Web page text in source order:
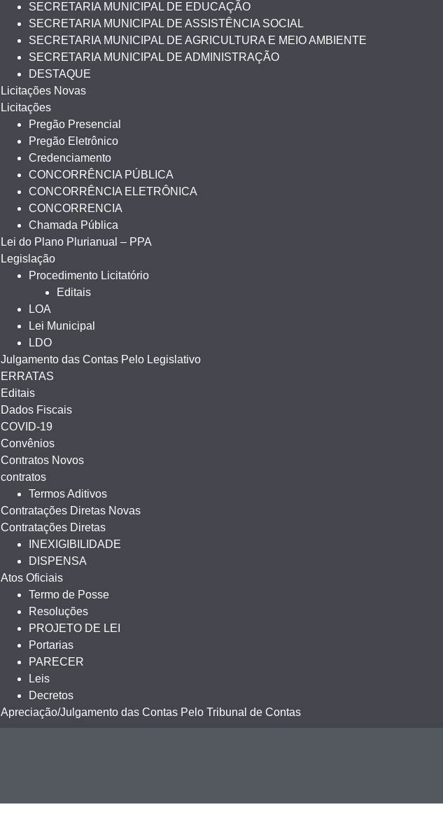
SECRETARIA MUNICIPAL DE EDUCAÇÃO
SECRETARIA MUNICIPAL DE ASSISTÊNCIA SOCIAL
SECRETARIA MUNICIPAL DE AGRICULTURA E MEIO AMBIENTE
SECRETARIA MUNICIPAL DE ADMINISTRAÇÃO
DESTAQUE
Licitações Novas
Licitações
Pregão Presencial
Pregão Eletrônico
Credenciamento
CONCORRÊNCIA PÚBLICA
CONCORRÊNCIA ELETRÔNICA
CONCORRENCIA
Chamada Pública
Lei do Plano Plurianual – PPA
Legislação
Procedimento Licitatório
Editais
LOA
Lei Municipal
LDO
Julgamento das Contas Pelo Legislativo
ERRATAS
Editais
Dados Fiscais
COVID-19
Convênios
Contratos Novos
contratos
Termos Aditivos
Contratações Diretas Novas
Contratações Diretas
INEXIGIBILIDADE
DISPENSA
Atos Oficiais
Termo de Posse
Resoluções
PROJETO DE LEI
Portarias
PARECER
Leis
Decretos
Apreciação/Julgamento das Contas Pelo Tribunal de Contas